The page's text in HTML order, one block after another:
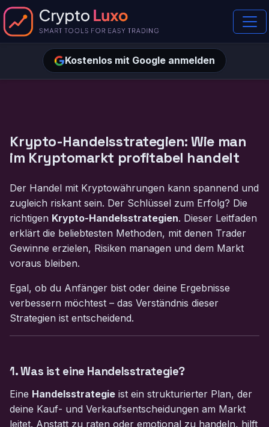
Kostenlos mit Google anmelden
Krypto-Handelsstrategien: Wie man
im Kryptomarkt profitabel handelt
Der Handel mit Kryptowährungen kann spannend und
zugleich riskant sein. Der Schlüssel zum Erfolg? Die
richtigen Krypto-Handelsstrategien. Dieser Leitfaden
erklärt die beliebtesten Methoden, mit denen Trader
Gewinne erzielen, Risiken managen und dem Markt
voraus bleiben.
Egal, ob du Anfänger bist oder deine Ergebnisse
verbessern möchtest – das Verständnis dieser
Strategien ist entscheidend.
1. Was ist eine Handelsstrategie?
Eine Handelsstrategie ist ein strukturierter Plan, der
deine Kauf- und Verkaufsentscheidungen am Markt
leitet. Anstatt zu raten oder emotional zu handeln, hilft